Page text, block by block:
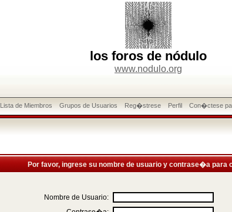
los foros de nódulo
www.nodulo.org
Lista de Miembros Grupos de Usuarios Reg�strese Perfil Con�ctese
Por favor, ingrese su nombre de usuario y contrase�a para
Nombre de Usuario: